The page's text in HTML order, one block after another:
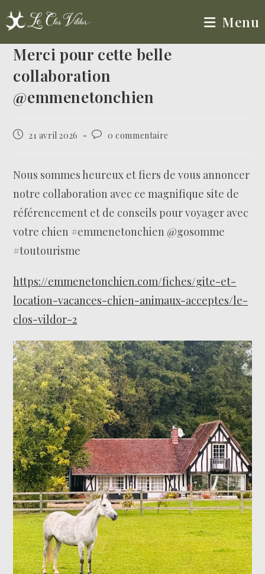
Menu
Merci pour cette belle
collaboration
@emmenetonchien
21 avril 2026 0 commentaire
Nous sommes heureux et fiers de vous annoncer
notre collaboration avec ce magnifique site de
référencement et de conseils pour voyager avec
votre chien #emmenetonchien @gosomme
#toutourisme
https://emmenetonchien.com/fiches/gite-et-
location-vacances-chien-animaux-acceptes/le-
clos-vildor-2